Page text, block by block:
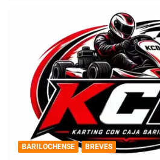
BARILOCHENSE BREVES